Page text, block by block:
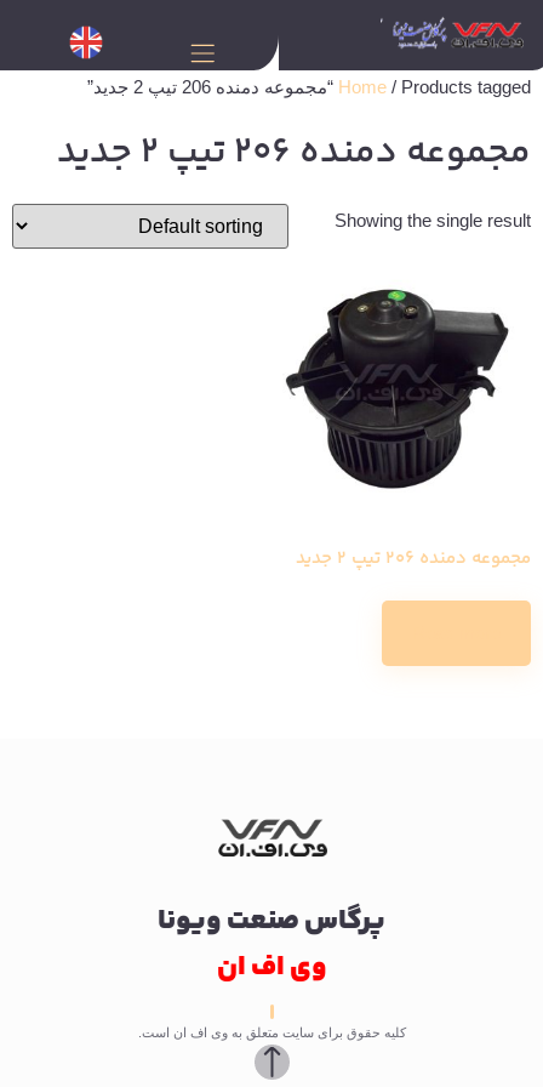
Home / Products tagged “مجموعه دمنده 206 تیپ 2 جدید”
مجموعه دمنده 206 تیپ 2 جدید
Showing the single result
مجموعه دمنده 206 تیپ 2 جدید
پرگاس صنعت ویونا
وی اف ان
کلیه حقوق برای سایت متعلق به وی اف ان است.